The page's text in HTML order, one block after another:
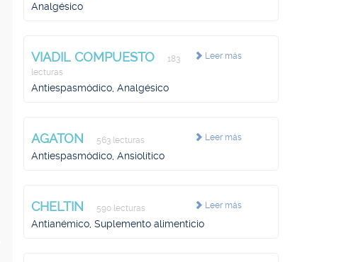
Analgésico
Leer más
VIADIL COMPUESTO
183
lecturas
Antiespasmódico, Analgésico
Leer más
AGATON 563 lecturas
Antiespasmódico, Ansiolítico
Leer más
CHELTIN 590 lecturas
Antianémico, Suplemento alimenticio